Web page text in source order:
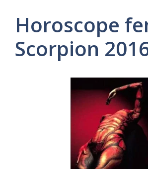
Horoscope
Scorpion